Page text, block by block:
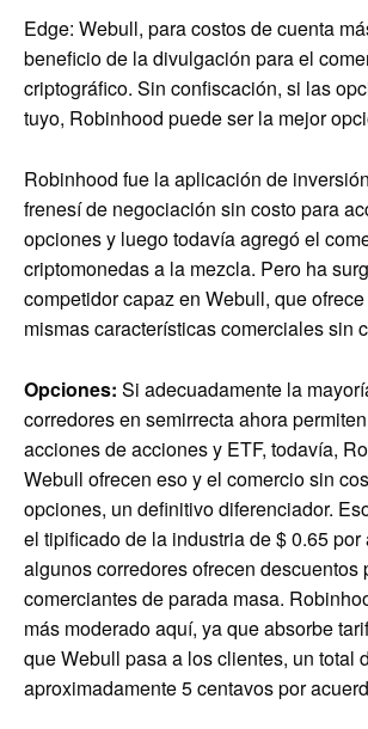
Edge: Webull, para costos de cuenta
beneficio de la divulgación para el
criptográfico. Sin confiscación, si las
tuyo, Robinhood puede ser la mejor
Robinhood fue la aplicación de
frenesí de negociación sin costo para
opciones y luego todavía agregó el
criptomonedas a la mezcla. Pero ha
competidor capaz en Webull, que
mismas características comerciales sin
Opciones: Si adecuadamente la
corredores en semirrecta ahora
acciones de acciones y ETF, todavía,
Webull ofrecen eso y el comercio sin
opciones, un definitivo diferenciador.
el tipificado de la industria de $ 0.65
algunos corredores ofrecen descuentos
comerciantes de parada masa.
más moderado aquí, ya que absorbe
que Webull pasa a los clientes, un total
aproximadamente 5 centavos por